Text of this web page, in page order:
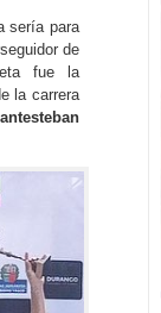
sería para
de
fue la
la carrera